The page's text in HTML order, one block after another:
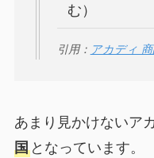
む）
引用： アカディ
あまり見かけないア
国となっています。